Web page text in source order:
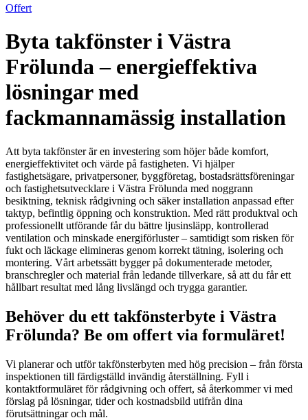
Offert
Byta takfönster i Västra
Frölunda – energieffektiva
lösningar med
fackmannamässig installation
Att byta takfönster är en investering som höjer både komfort,
energieffektivitet och värde på fastigheten. Vi hjälper
fastighetsägare, privatpersoner, byggföretag, bostadsrättsföreningar
och fastighetsutvecklare i Västra Frölunda med noggrann
besiktning, teknisk rådgivning och säker installation anpassad efter
taktyp, befintlig öppning och konstruktion. Med rätt produktval och
professionellt utförande får du bättre ljusinsläpp, kontrollerad
ventilation och minskade energiförluster – samtidigt som risken för
fukt och läckage elimineras genom korrekt tätning, isolering och
montering. Vårt arbetssätt bygger på dokumenterade metoder,
branschregler och material från ledande tillverkare, så att du får ett
hållbart resultat med lång livslängd och trygga garantier.
Behöver du ett takfönsterbyte i Västra
Frölunda? Be om offert via formuläret!
Vi planerar och utför takfönsterbyten med hög precision – från första
inspektionen till färdigställd invändig återställning. Fyll i
kontaktformuläret för rådgivning och offert, så återkommer vi med
förslag på lösningar, tider och kostnadsbild utifrån dina
förutsättningar och mål.